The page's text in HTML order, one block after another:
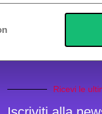
Ricevi le